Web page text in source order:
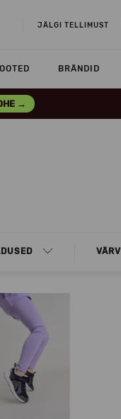
JÄLGI TELLIMUST
BRÄNDID
→
VÄRV